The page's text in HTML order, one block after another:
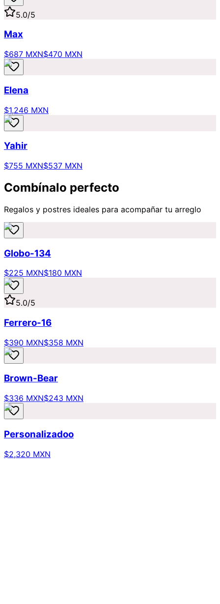
5.0/5
Max
$687 MXN$470 MXN
Elena
$1,246 MXN
Yahir
$755 MXN$537 MXN
Combínalo perfecto
Regalos y postres ideales para acompañar tu arreglo
Globo-134
$225 MXN$180 MXN
5.0/5
Ferrero-16
$390 MXN$358 MXN
Brown-Bear
$336 MXN$243 MXN
Personalizadoo
$2,320 MXN